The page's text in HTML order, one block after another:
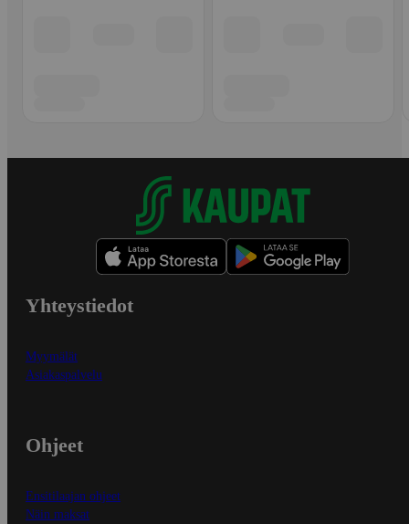
Yhteystiedot
Myymälät
Asiakaspalvelu
Ohjeet
Ensitilaajan ohjeet
Näin maksat